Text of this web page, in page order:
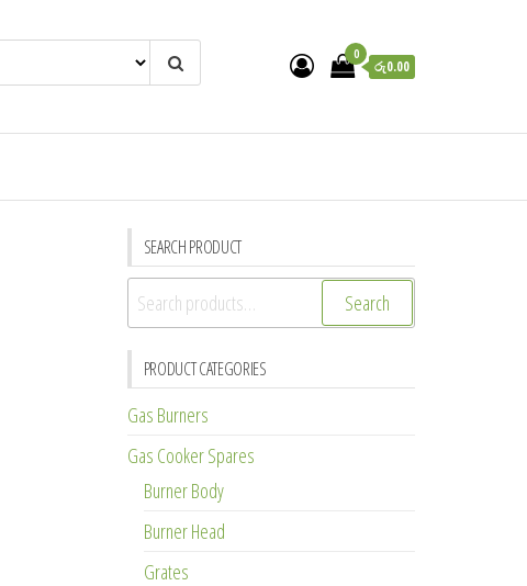
0
රු0.00
SEARCH PRODUCT
Search
for:
Search
PRODUCT CATEGORIES
Gas Burners
Gas Cooker Spares
Burner Body
Burner Head
Grates